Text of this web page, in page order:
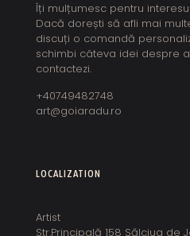
Îți mulțumesc pentru
Dacă dorești să afli mai
discuți o comandă
schimbi câteva idei despre
contactezi.
+40749482748
art@goiaradu.ro
LOCALIZATION
Artist
Str.Principală 158 Sălciua de